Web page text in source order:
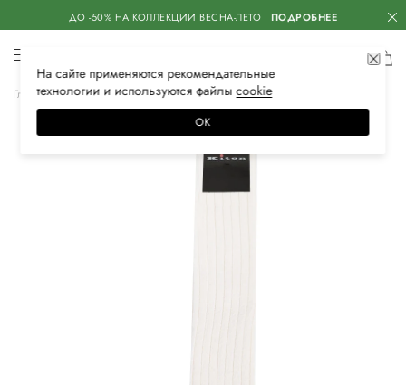
ДО -50% НА КОЛЛЕКЦИИ ВЕСНА-ЛЕТО ПОДРОБНЕЕ
Главная Женская Нижнее белье Носки
На сайте применяются рекомендательные
технологии и используются файлысооkiе
ОК